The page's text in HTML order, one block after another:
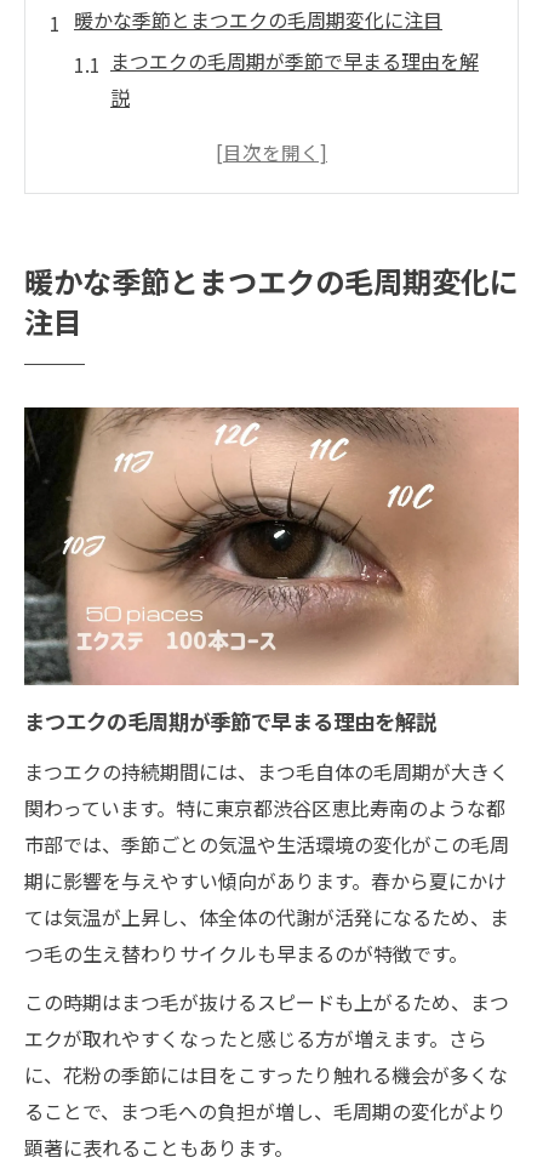
暖かな季節とまつエクの毛周期変化に注目
まつエクの毛周期が季節で早まる理由を解
説
春夏はまつエクの生え替わりが活発になる
気温上昇とまつエクの抜けやすさの特徴
春夏の代謝がまつエクに与える影響
要因
まつエクの毛周期短縮と季節ごとの特徴
暖かい時期のまつエク持続力を実体験から
分析
まつエクの定着に影響する春夏の生活習慣
まつエク長持ちのための代謝変化対策法
花粉や目元ケアが毛周期を早める理由
目をこする習慣がまつエクの生え替わりを
促進
まつエクの取れやすさと花粉時期の関係性
目元ケア不足がまつエクの毛周期に与える
影響
花粉対策でまつエクを守るポイントとは
まつエクの土台となる毛周期の基本知識
自まつ毛の成長サイクルとまつエクの相性
まつエクの毛周期を知って無理のない施術
を
暖かな季節とまつエクの毛周期変化に
注目
まつエクの毛周期が季節で早まる理由を解説
まつエクの持続期間には、まつ毛自体の毛周期が大きく
関わっています。特に東京都渋谷区恵比寿南のような都
市部では、季節ごとの気温や生活環境の変化がこの毛周
期に影響を与えやすい傾向があります。春から夏にかけ
ては気温が上昇し、体全体の代謝が活発になるため、ま
つ毛の生え替わりサイクルも早まるのが特徴です。
この時期はまつ毛が抜けるスピードも上がるため、まつ
エクが取れやすくなったと感じる方が増えます。さら
に、花粉の季節には目をこすったり触れる機会が多くな
ることで、まつ毛への負担が増し、毛周期の変化がより
顕著に表れることもあります。